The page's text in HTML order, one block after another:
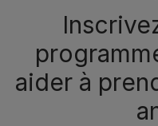
aider à